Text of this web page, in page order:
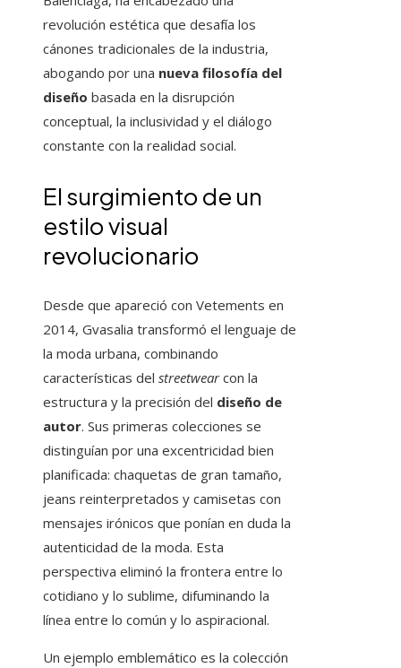
revolución estética que desafía los
cánones tradicionales de la industria,
abogando por una nueva filosofía del
diseño basada en la disrupción
conceptual, la inclusividad y el diálogo
constante con la realidad social.
El surgimiento de un
estilo visual
revolucionario
Desde que apareció con Vetements en
2014, Gvasalia transformó el lenguaje de
la moda urbana, combinando
características del streetwearcon la
estructura y la precisión del diseño de
autor. Sus primeras colecciones se
distinguían por una excentricidad bien
planificada: chaquetas de gran tamaño,
jeans reinterpretados y camisetas con
mensajes irónicos que ponían en duda la
autenticidad de la moda. Esta
perspectiva eliminó la frontera entre lo
cotidiano y lo sublime, difuminando la
línea entre lo común y lo aspiracional.
Un ejemplo emblemático es la colección